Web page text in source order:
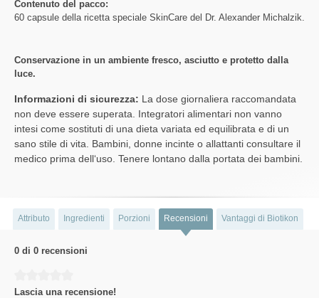
Contenuto del pacco:
60 capsule della ricetta speciale SkinCare del Dr. Alexander Michalzik.
Conservazione in un ambiente fresco, asciutto e protetto dalla
luce.
Informazioni di sicurezza: La dose giornaliera raccomandata
non deve essere superata. Integratori alimentari non vanno
intesi come sostituti di una dieta variata ed equilibrata e di un
sano stile di vita. Bambini, donne incinte o allattanti consultare il
medico prima dell‘uso. Tenere lontano dalla portata dei bambini.
Attributo Ingredienti Porzioni Recensioni Vantaggi di Biotikon
0 di 0 recensioni
Lascia una recensione!